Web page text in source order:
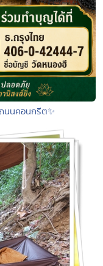
นนคอนกรีต✨